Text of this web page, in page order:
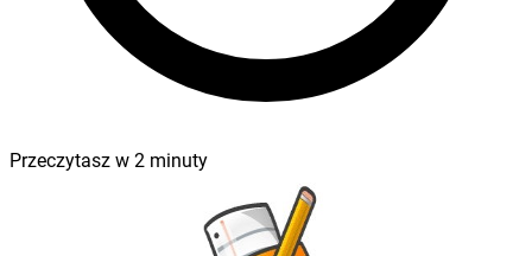
Przeczytasz w 2 minuty